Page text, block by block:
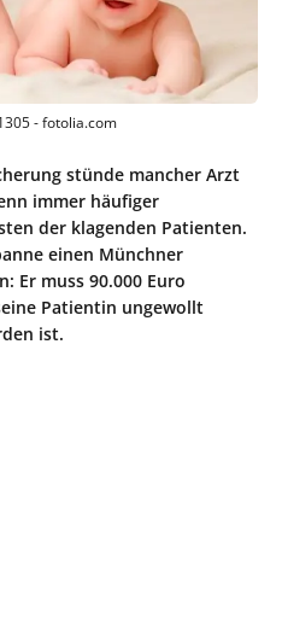
- fotolia.com
stünde mancher Arzt
immer häufiger
der klagenden Patienten.
einen Münchner
Er muss 90.000 Euro
Patientin ungewollt
ist.